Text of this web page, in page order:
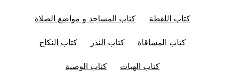
كتاب اللقطة كتاب المساجد و مواضع الصلاة
كتاب المساقاة كتاب النذر كتاب النكاح
كتاب الهبات كتاب الوصية